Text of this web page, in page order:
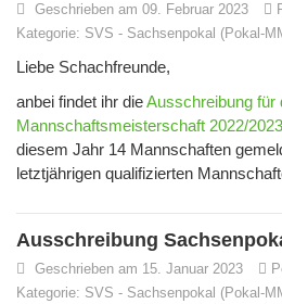
Geschrieben am 09. Februar 2023
Kategorie: SVS - Sachsenpokal (Pokal-
Liebe Schachfreunde,
anbei findet ihr dieAusschreibung für
Mannschaftsmeisterschaft 2022/2023
diesem Jahr 14 Mannschaften
letztjährigen qualifizierten
Ausschreibung
Geschrieben am 15. Januar 2023
Kategorie: SVS - Sachsenpokal (Pokal-